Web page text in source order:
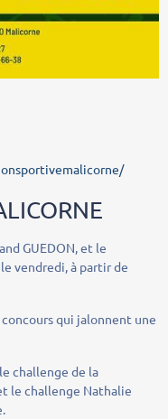
GUEDON, et le
vendredi, à partir de
qui jalonnent une
challenge de la
le challenge Nathalie